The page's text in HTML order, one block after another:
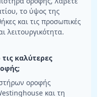
το ύψος της
και τις προσωπικές
λειτουργικότητα.
τις καλύτερες
οροφής
και τη